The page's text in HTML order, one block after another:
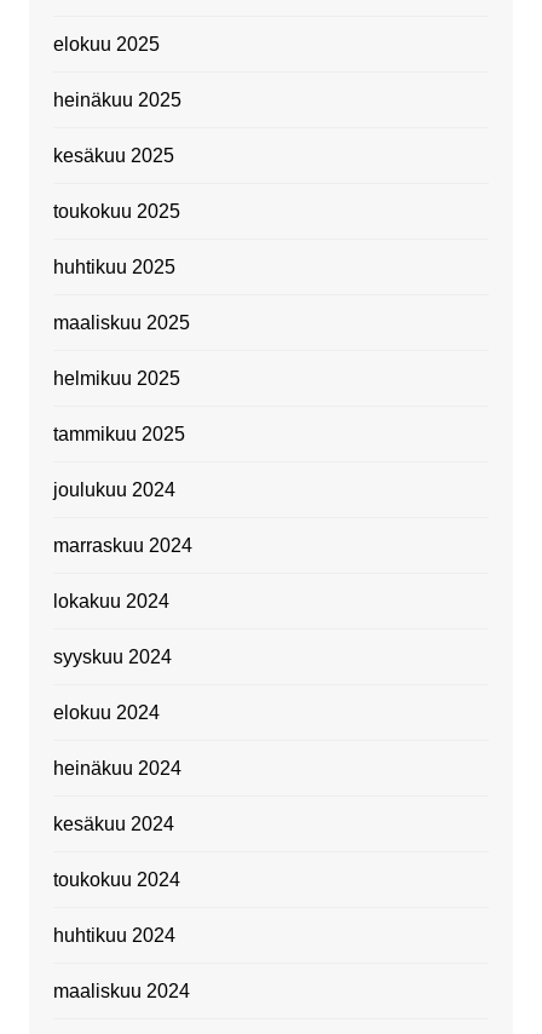
elokuu 2025
heinäkuu 2025
kesäkuu 2025
toukokuu 2025
huhtikuu 2025
maaliskuu 2025
helmikuu 2025
tammikuu 2025
joulukuu 2024
marraskuu 2024
lokakuu 2024
syyskuu 2024
elokuu 2024
heinäkuu 2024
kesäkuu 2024
toukokuu 2024
huhtikuu 2024
maaliskuu 2024